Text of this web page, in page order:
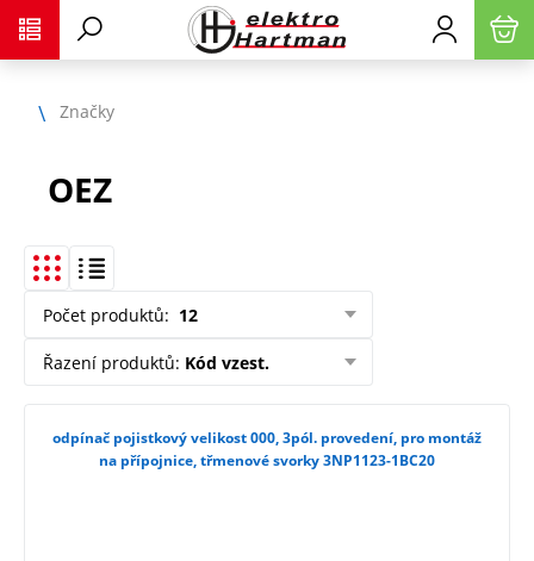
Značky
OEZ
Počet produktů: 12
Řazení produktů: Kód vzest.
odpínač pojistkový velikost 000, 3pól. provedení, pro montáž
na přípojnice, třmenové svorky 3NP1123-1BC20